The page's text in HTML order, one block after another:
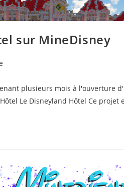
sur MineDisney
plusieurs mois à l'ouverture
Le Disneyland Hôtel Ce projet